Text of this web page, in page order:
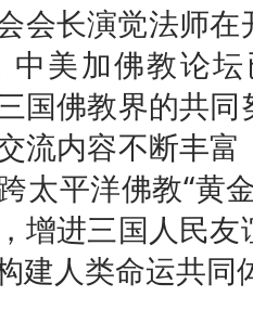
会长演觉法师
中美加佛教论
国佛教界的共
流内容不断丰
太平洋佛教“黄
增进三国人民
建人类命运共同